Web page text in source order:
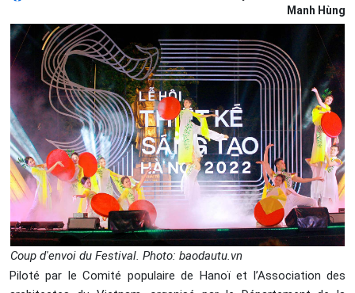
Manh Hùng
Coup d'envoi du Festival. Photo: baodautu.vn
Piloté par le Comité populaire de Hanoï et l’Association des